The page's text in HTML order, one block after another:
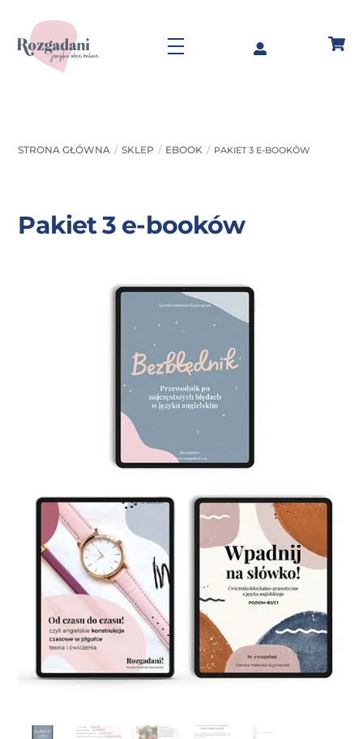
content
Menu
STRONA GŁÓWNA SKLEP EBOOK PAKIET 3 E-BOOKÓW
Pakiet 3 e-booków